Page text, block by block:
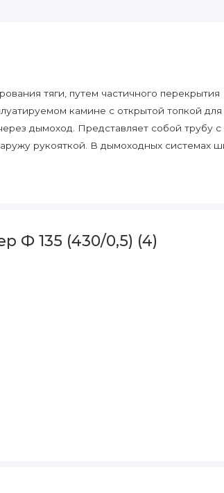
тяги, путем частичного перекрытия
камине с открытой топкой для
дымоход. Представляет собой трубу с
рукояткой. В дымоходных системах
Ф 135 (430/0,5) (4)